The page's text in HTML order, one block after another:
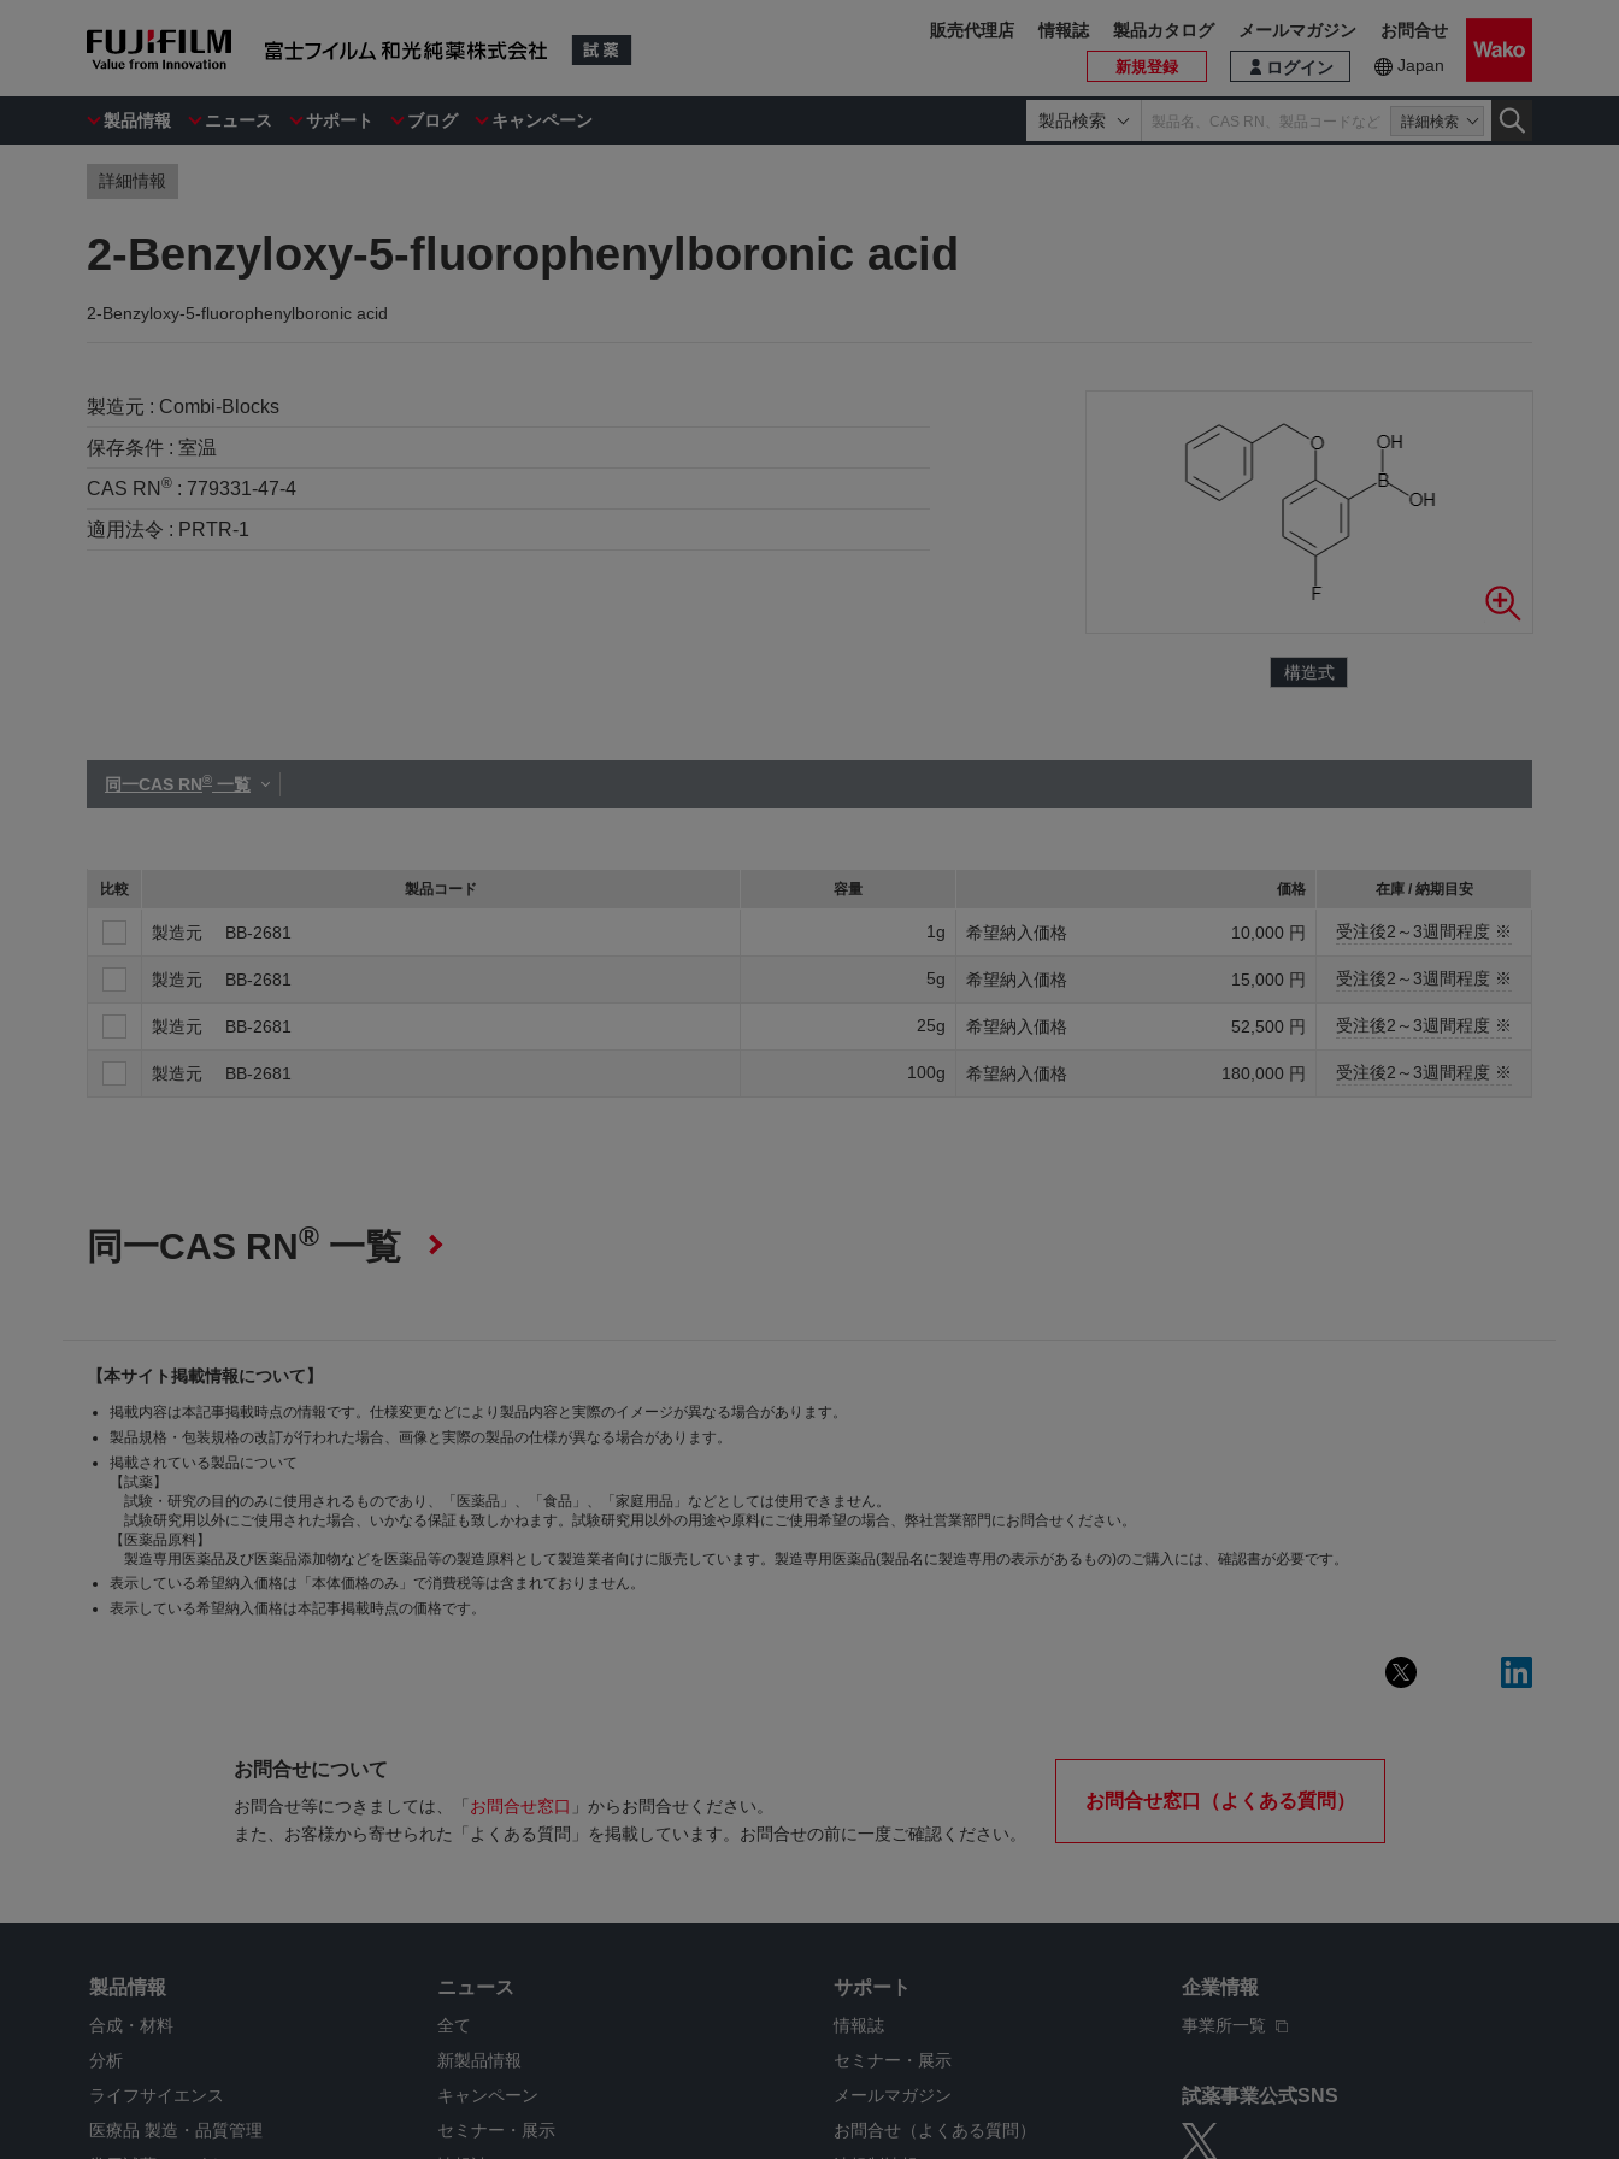
製品情報 ニュース サポート ブログ キャンペーン 製品検索 詳細検索
ログイン
新規登録 Japan
販売代理店 情報誌 製品カタログ メールマガジン お問合せ
詳細情報
2-Benzyloxy-5-fluorophenylboronic acid
2-Benzyloxy-5-fluorophenylboronic acid
製造元 : Combi-Blocks
保存条件 : 室温
CAS RN ® : 779331-47-4
適用法令 : PRTR-1
構造式
同一CAS RN® 一覧
比較 製品コード 容量 価格 在庫 / 納期目安
製造元 BB-2681 1g 希望納入価格 10,000 円 受注後2～3週間程度 ※
製造元 BB-2681 5g 希望納入価格 15,000 円 受注後2～3週間程度 ※
製造元 BB-2681 25g 希望納入価格 52,500 円 受注後2～3週間程度 ※
製造元 BB-2681 100g 希望納入価格 180,000 円 受注後2～3週間程度 ※
同一CAS RN® 一覧
【本サイト掲載情報について】
掲載内容は本記事掲載時点の情報です。仕様変更などにより製品内容と実際のイメージが異なる場合があります。
製品規格・包装規格の改訂が行われた場合、画像と実際の製品の仕様が異なる場合があります。
掲載されている製品について
【試薬】
試験・研究の目的のみに使用されるものであり、「医薬品」、「食品」、「家庭用品」などとしては使用できません。
試験研究用以外にご使用された場合、いかなる保証も致しかねます。試験研究用以外の用途や原料にご使用希望の場合、弊社営業部門にお問合せください。
【医薬品原料】
製造専用医薬品及び医薬品添加物などを医薬品等の製造原料として製造業者向けに販売しています。製造専用医薬品(製品名に製造専用の表示があるもの)のご購入には、確認書が必要です。
表示している希望納入価格は「本体価格のみ」で消費税等は含まれておりません。
表示している希望納入価格は本記事掲載時点の価格です。
お問合せについて
お問合せ等につきましては、「 お問合せ窓口 」からお問合せください。
また、お客様から寄せられた「よくある質問」を掲載しています。お問合せの前に一度ご確認ください。
お問合せ窓口（よくある質問）
製品情報
合成・材料
分析
ライフサイエンス
医療品 製造・品質管理
ニュース
全て
新製品情報
キャンペーン
セミナー・展示
サポート
情報誌
セミナー・展示
メールマガジン
お問合せ（よくある質問）
企業情報
事業所一覧
試薬事業公式SNS